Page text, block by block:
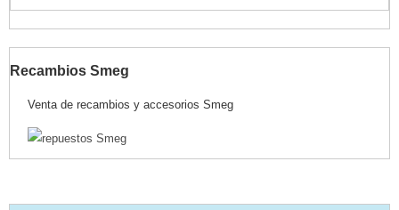
Recambios Smeg
Venta de recambios y accesorios Smeg